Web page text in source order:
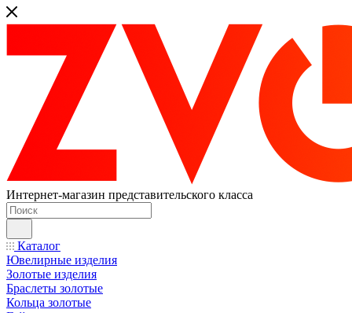
Интернет-магазин представительского класса
Каталог
Ювелирные изделия
Золотые изделия
Браслеты золотые
Кольца золотые